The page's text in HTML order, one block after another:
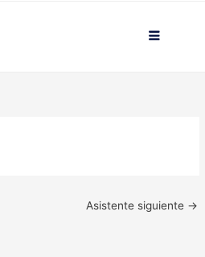
Asistente siguiente →